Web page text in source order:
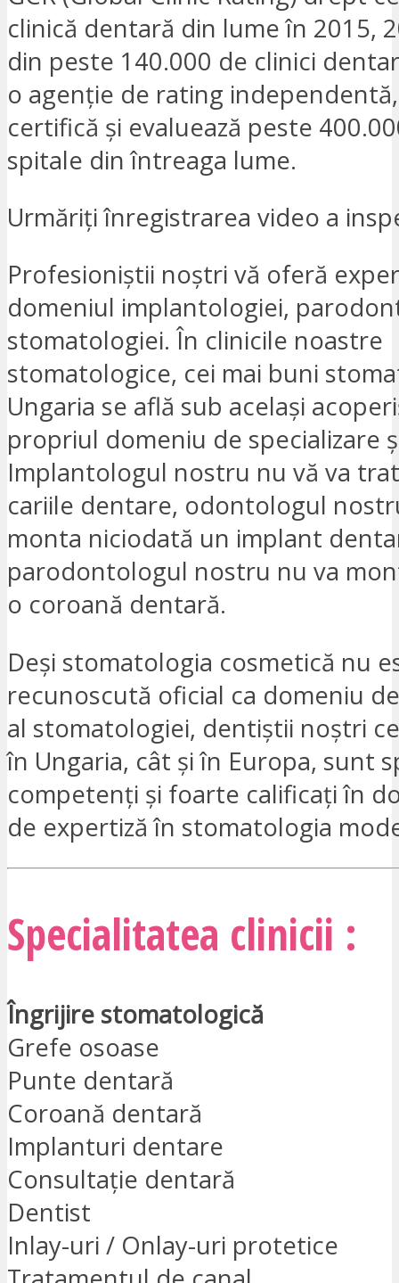
clinică dentară din lume în 2015,
din peste 140.000 de clinici
o agenție de rating
certifică și evaluează peste
spitale din întreaga lume.
Urmăriți înregistrarea video a
Profesioniștii noștri vă oferă
domeniul implantologiei,
stomatologiei. În clinicile noastre
stomatologice, cei mai buni
Ungaria se află sub același
propriul domeniu de specializare
Implantologul nostru nu vă va
cariile dentare, odontologul
monta niciodată un implant
parodontologul nostru nu va
o coroană dentară.
Deși stomatologia cosmetică nu
recunoscută oficial ca domeniu
al stomatologiei, dentiștii noștri
în Ungaria, cât și în Europa, sunt
competenți și foarte calificați în
de expertiză în stomatologia
Specialitatea clinicii :
Îngrijire stomatologică
Grefe osoase
Punte dentară
Coroană dentară
Implanturi dentare
Consultație dentară
Dentist
Inlay-uri / Onlay-uri protetice